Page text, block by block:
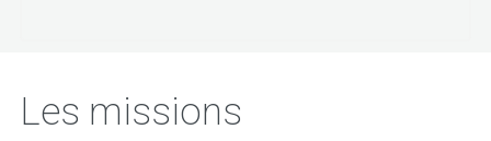
Les missions